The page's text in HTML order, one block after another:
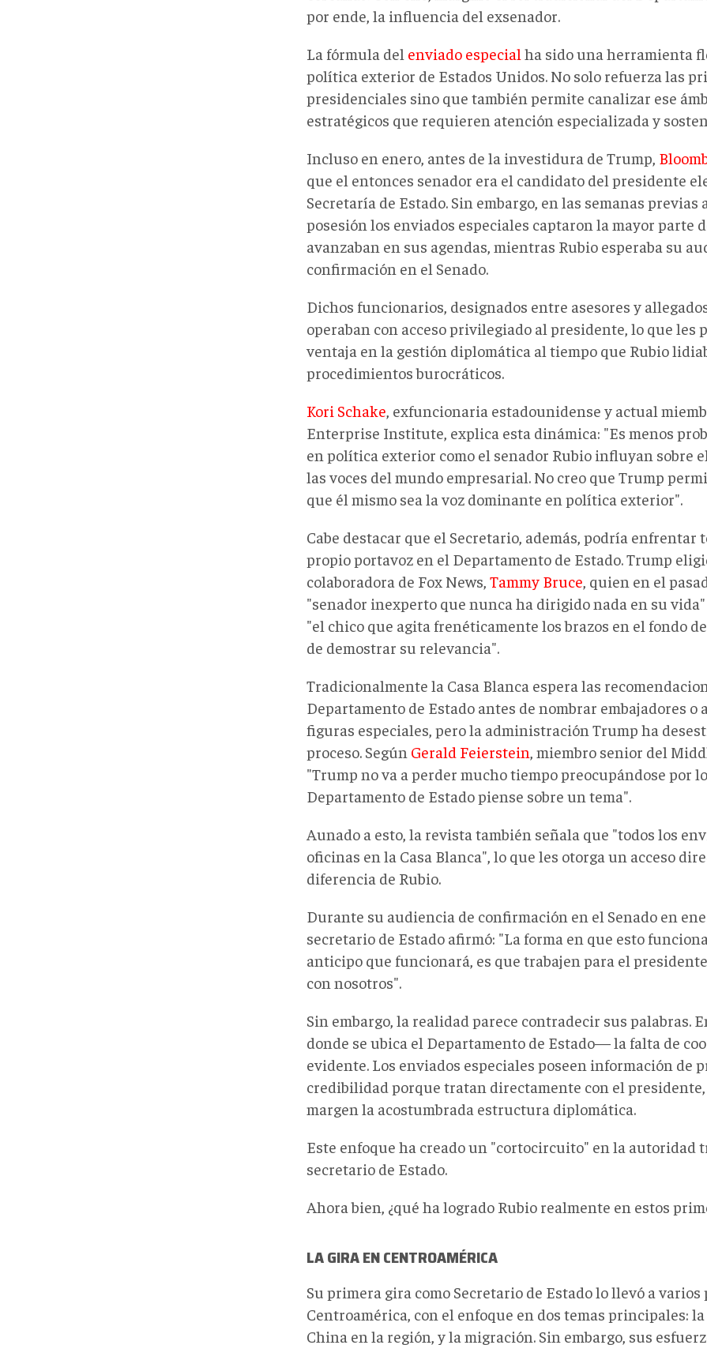
por ende, la influencia del exsenador.
La fórmula del enviado especial ha sido una herramienta
política exterior de Estados Unidos. No solo refuerza las
presidenciales sino que también permite canalizar ese
estratégicos que requieren atención especializada y
Incluso en enero, antes de la investidura de Trump,
que el entonces senador era el candidato del presidente
Secretaría de Estado. Sin embargo, en las semanas previas
posesión los enviados especiales captaron la mayor parte
avanzaban en sus agendas, mientras Rubio esperaba su
confirmación en el Senado.
Dichos funcionarios, designados entre asesores y
operaban con acceso privilegiado al presidente, lo que les
ventaja en la gestión diplomática al tiempo que Rubio
procedimientos burocráticos.
Kori Schake, exfuncionaria estadounidense y actual
Enterprise Institute, explica esta dinámica: "Es menos
en política exterior como el senador Rubio influyan sobre
las voces del mundo empresarial. No creo que Trump
que él mismo sea la voz dominante en política exterior".
Cabe destacar que el Secretario, además, podría enfrentar
propio portavoz en el Departamento de Estado. Trump
colaboradora de Fox News, Tammy Bruce, quien en el
"senador inexperto que nunca ha dirigido nada en su vida"
"el chico que agita frenéticamente los brazos en el fondo
de demostrar su relevancia".
Tradicionalmente la Casa Blanca espera las
Departamento de Estado antes de nombrar embajadores o
figuras especiales, pero la administración Trump ha
proceso. Según Gerald Feierstein, miembro senior del
"Trump no va a perder mucho tiempo preocupándose por
Departamento de Estado piense sobre un tema".
Aunado a esto, la revista también señala que "todos los
oficinas en la Casa Blanca", lo que les otorga un acceso
diferencia de Rubio.
Durante su audiencia de confirmación en el Senado en
secretario de Estado afirmó: "La forma en que esto
anticipo que funcionará, es que trabajen para el
con nosotros".
Sin embargo, la realidad parece contradecir sus palabras.
donde se ubica el Departamento de Estado—la falta de
evidente. Los enviados especiales poseen información de
credibilidad porque tratan directamente con el presidente,
margen la acostumbrada estructura diplomática.
Este enfoque ha creado un "cortocircuito" en la autoridad
secretario de Estado.
Ahora bien, ¿qué ha logrado Rubio realmente en estos
LA GIRA ENCENTROAMÉRICA
Su primera gira como Secretario de Estado lo llevó a varios
Centroamérica, con el enfoque en dos temas principales:
China en la región, y la migración. Sin embargo, sus